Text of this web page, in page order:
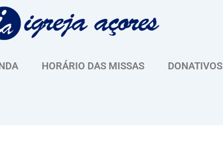
HORÁRIO DAS MISSAS DONATIVOS